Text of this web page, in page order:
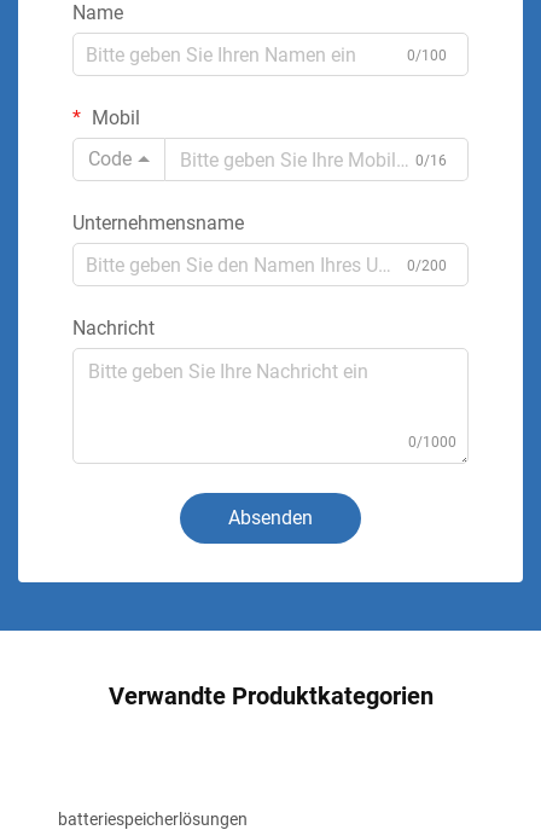
Name
0/100
Mobil
Code
0/16
Unternehmensname
0/200
Nachricht
0/1000
Absenden
Verwandte Produktkategorien
batteriespeicherlösungen